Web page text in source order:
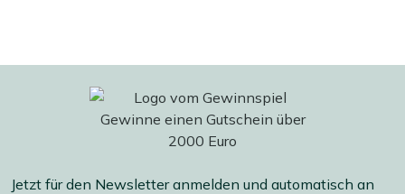
Jetzt für den Newsletter anmelden und automatisch an